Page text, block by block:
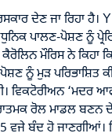
ਦੇਣ ਜਾ ਰਿਹਾ ਹੈ। Y
ਪਾਲਣ-ਪੋਸ਼ਣ ਨੂੰ
ਮੌਰਿਸ ਨੇ ਕਿਹਾ
ਨੂੰ ਮੁੜ ਪਰਿਭਾਸ਼ਿਤ
ਵਿਕਟੋਰੀਅਨ ‘ਮਦਰ
ਰੋਲ ਮਾਡਲ ਬਣਨ
ਵਜੇ ਬੰਦ ਹੋ ਜਾਣਗੀਆਂ।